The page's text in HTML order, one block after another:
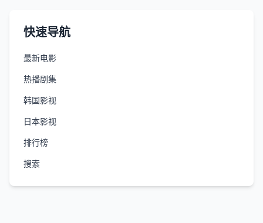
快速导航
最新电影
热播剧集
韩国影视
日本影视
排行榜
搜索